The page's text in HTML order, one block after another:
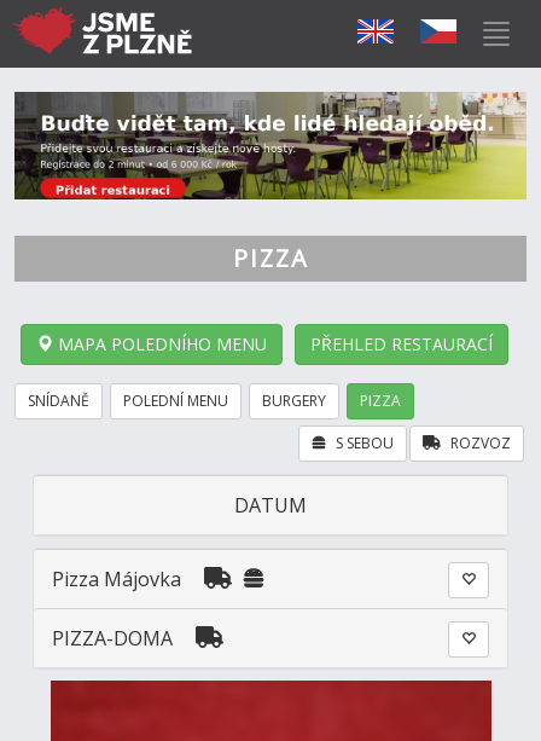
PIZZA
MAPA POLEDNÍHO MENU PŘEHLED RESTAURACÍ
SNÍDANĚ POLEDNÍ MENU BURGERY PIZZA
ROZVOZ
S SEBOU
DATUM
Pizza Májovka
PIZZA-DOMA